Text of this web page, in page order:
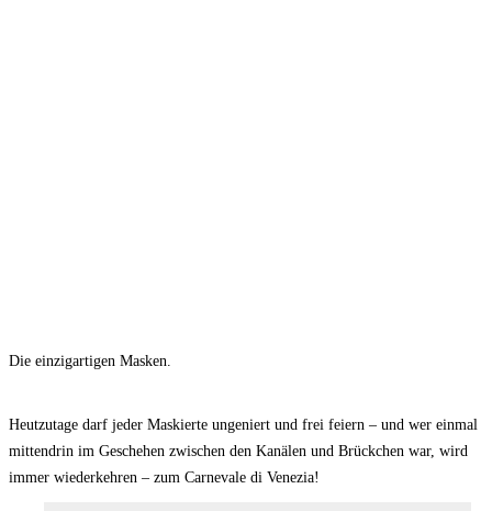
Die einzigartigen Masken.
Heutzutage darf jeder Maskierte ungeniert und frei feiern – und wer einmal
mittendrin im Geschehen zwischen den Kanälen und Brückchen war, wird
immer wiederkehren – zum Carnevale di Venezia!